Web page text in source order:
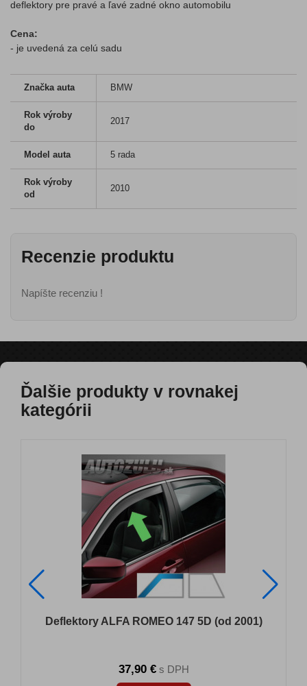
deflektory pre pravé a ľavé zadné okno automobilu
Cena:
- je uvedená za celú sadu
Značka auta BMW
Rok výroby
do
2017
Model auta 5 rada
Rok výroby
od
2010
Recenzie produktu
Napíšte recenziu !
Ďalšie produkty v rovnakej
kategórii
Deflektory ALFA ROMEO 147 5D (od 2001)
37,90 €s DPH